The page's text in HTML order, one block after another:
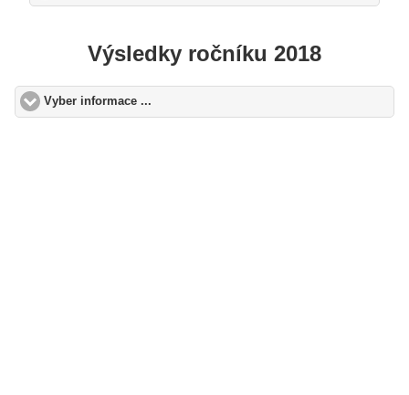
Výsledky ročníku 2018
Vyber informace ...